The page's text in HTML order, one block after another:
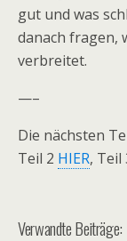
gut und was
danach fragen,
verbreitet.
—–
Die nächsten
Teil 2 HIER, Teil
Verwandte Beiträge: